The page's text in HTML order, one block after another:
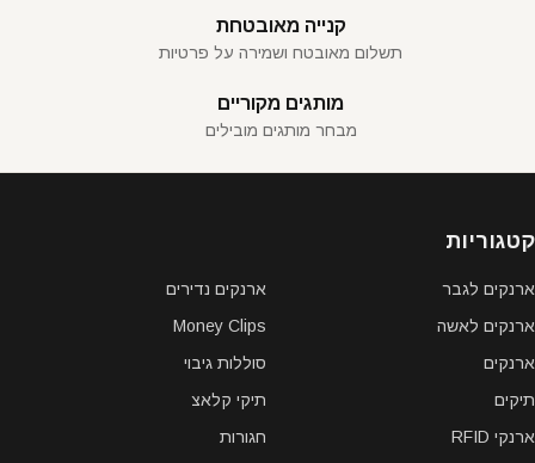
קנייה מאובטחת
תשלום מאובטח ושמירה על פרטיות
מותגים מקוריים
מבחר מותגים מובילים
קטגוריות
ארנקים לגבר
ארנקים לאשה
ארנקים
תיקים
ארנקי RFID
ארנקים נדירים
Money Clips
סוללות גיבוי
תיקי קלאצ
חגורות